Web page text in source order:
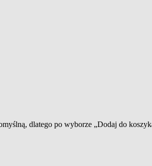
dlatego po wyborze „Dodaj do